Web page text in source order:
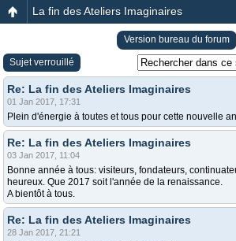
La fin des Ateliers Imaginaires
Version bureau du forum
Sujet verrouillé
Re: La fin des Ateliers Imaginaires
01 Jan 2017, 17:31
Plein d'énergie à toutes et tous pour cette nouvelle
Re: La fin des Ateliers Imaginaires
03 Jan 2017, 11:04
Bonne année à tous: visiteurs, fondateurs,
heureux. Que 2017 soit l'année de la renaissance.
A bientôt à tous.
Re: La fin des Ateliers Imaginaires
28 Jan 2017, 21:21